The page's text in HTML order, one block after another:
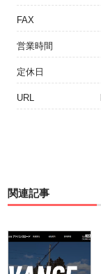
FAX
営業時間
定休日
URL
関連記事